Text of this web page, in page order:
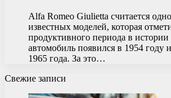
Alfa Romeo Giulietta считается
известных моделей, которая
продуктивного периода в
автомобиль появился в 1954 году
1965 года. За это…
Свежие записи